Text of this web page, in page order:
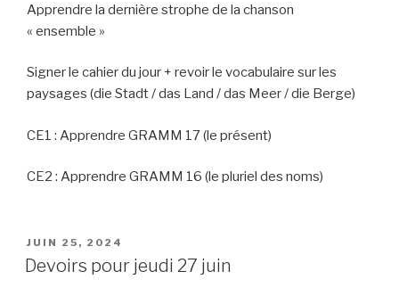
Apprendre la dernière strophe de la chanson
« ensemble »
Signer le cahier du jour + revoir le vocabulaire sur les
paysages (die Stadt / das Land / das Meer / die Berge)
CE1 : Apprendre GRAMM 17 (le présent)
CE2 : Apprendre GRAMM 16 (le pluriel des noms)
PUBLIÉ
LE
JUIN 25, 2024
Devoirs pour jeudi 27 juin